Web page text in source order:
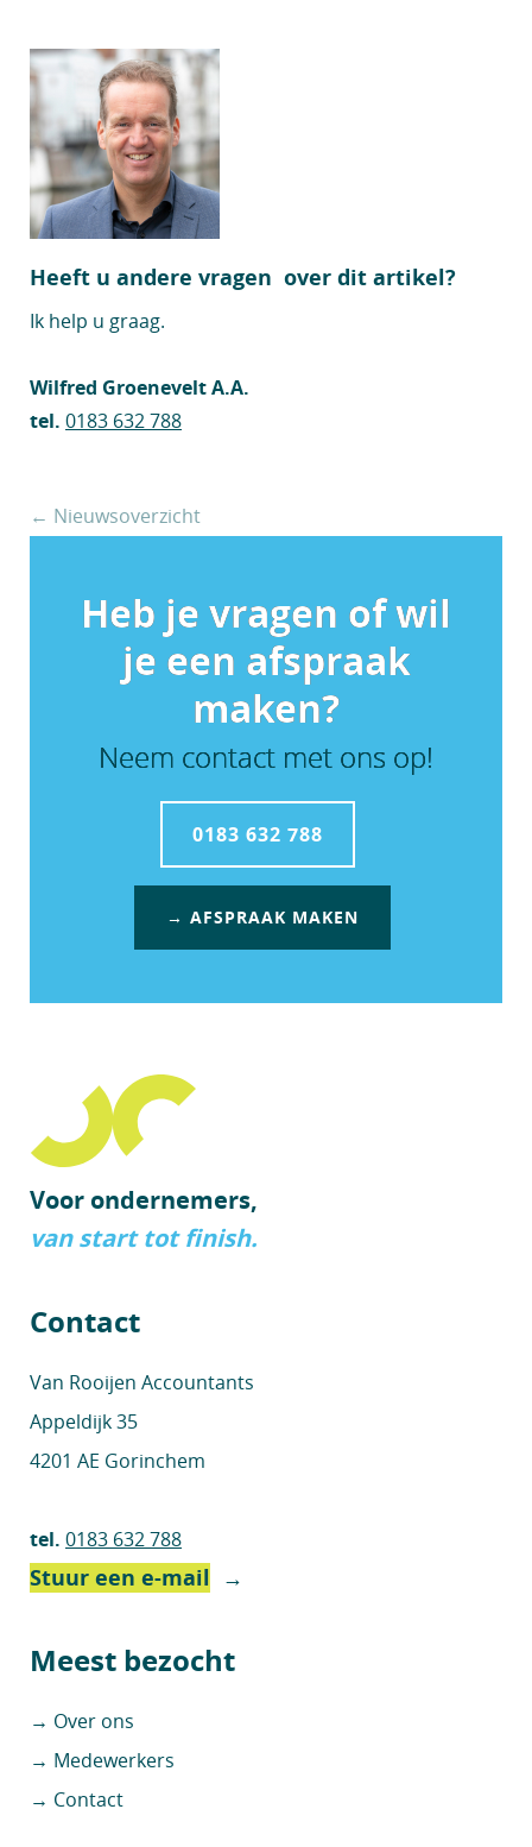
Heeft u andere vragen over dit artikel?
Ik help u graag.
Wilfred Groenevelt A.A.
tel. 0183 632 788
← Nieuwsoverzicht
Heb je vragen of wil
je een afspraak
maken?
Neem contact met ons op!
0183 632 788
→ AFSPRAAK MAKEN
Voor ondernemers,
van start tot finish.
Contact
Van Rooijen Accountants
Appeldijk 35
4201 AE Gorinchem
tel. 0183 632 788
Stuur een e-mail →
Meest bezocht
→ Over ons
→ Medewerkers
→ Contact